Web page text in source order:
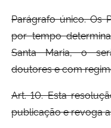
Parágrafo único. Os
por tempo
Santa Maria, o
doutores e com
Art. 10. Esta
publicação e revoga